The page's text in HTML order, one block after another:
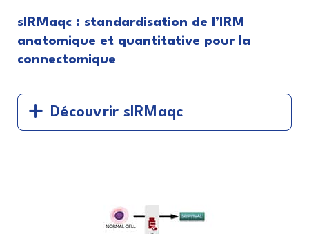
sIRMaqc : standardisation de l’IRM
anatomique et quantitative pour la
connectomique
Découvrir sIRMaqc